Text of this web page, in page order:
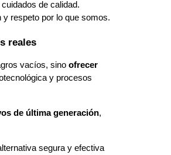
de calidad.
respeto por lo que somos.
reales
vacíos, sino ofrecer
y procesos
de última generación,
segura y efectiva